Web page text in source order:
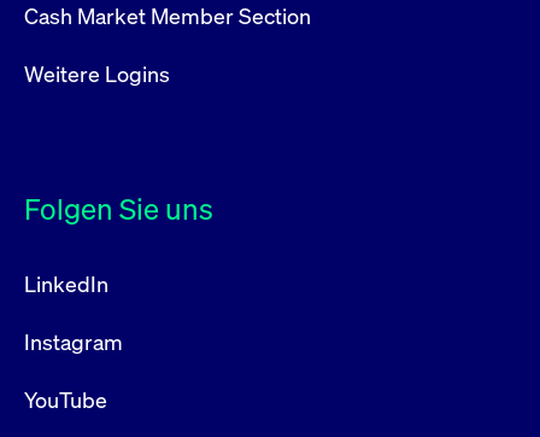
Cash Market Member Section
Weitere Logins
Folgen Sie uns
LinkedIn
Instagram
YouTube